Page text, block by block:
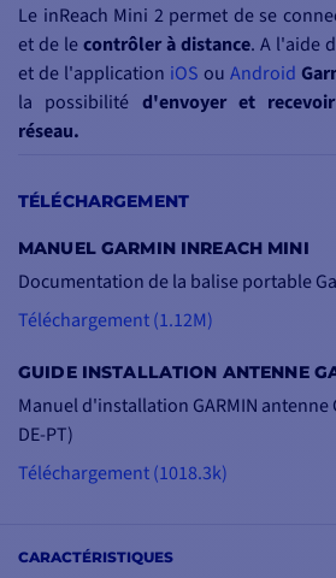
CARACTÉRISTIQUES
Le inReach Mini 2 permet de se
et de lecontrôler à distance. A l'aide
et de l'application iOS ou Android
la possibilité d'envoyer et
réseau.
localisation par GPS. Vous pourrez
centre de surveillance professionnel
Iridium.
TÉLÉCHARGEMENT
MANUEL GARMIN INREACH MINI
Documentation de la balise portable
Téléchargement (1.12M)
GUIDE INSTALLATION ANTENNE
Manuel d'installation GARMIN antenne
DE-PT)
Téléchargement (1018.3k)